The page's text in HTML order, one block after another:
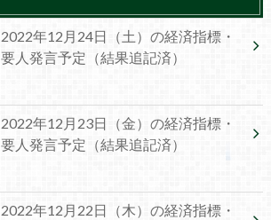
2022年12月24日（土）の経済指標・
要人発言予定（結果追記済）
2022年12月23日（金）の経済指標・
要人発言予定（結果追記済）
2022年12月22日（木）の経済指標・